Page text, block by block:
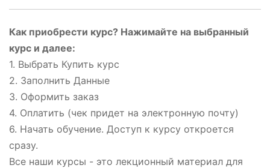
Как приобрести курс? Нажимайте на выбранный
курс и далее:
1. Выбрать Купить курс
2. Заполнить Данные
3. Оформить заказ
4. Оплатить (чек придет на электронную почту)
6. Начать обучение. Доступ к курсу откроется
сразу.
Все наши курсы - это лекционный материал для